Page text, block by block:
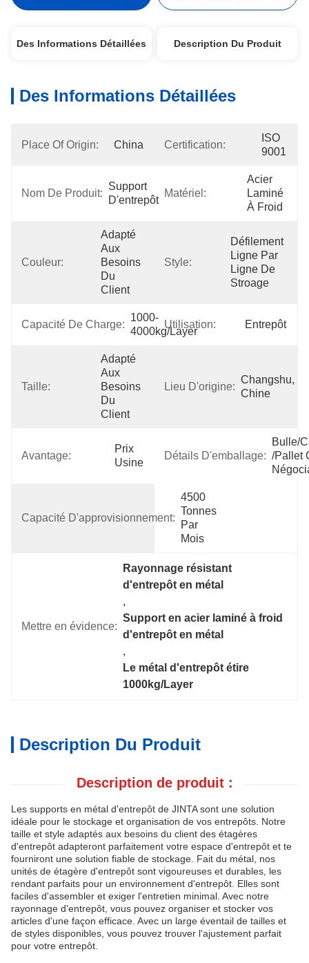
Des Informations Détaillées Description Du Produit
Des Informations Détaillées
Place Of Origin: China Certification:
ISO
9001
Nom De Produit:
Support
D'entrepôt
Matériel:
Acier
Laminé
À Froid
Couleur:
Adapté
Aux
Besoins
Du
Client
Style:
Défilement
Ligne Par
Ligne De
Stroage
Capacité De Charge:
1000-
4000kg/layer
Utilisation: Entrepôt
Taille:
Adapté
Aux
Besoins
Du
Client
Lieu D'origine:
Changshu,
Chine
Avantage:
Prix
Usine
Détails D'emballage:
Bulle/
/pallet
Capacité D'approvisionnement:
4500
Tonnes
Par
Mois
Mettre en évidence:
Rayonnage résistant
d'entrepôt en métal
,
Support en acier laminé à froid
d'entrepôt en métal
,
Le métal d'entrepôt étire
1000kg/Layer
Description Du Produit
Description de produit :
Les supports en métal d'entrepôt de JINTA sont une solution
idéale pour le stockage et organisation de vos entrepôts. Notre
taille et style adaptés aux besoins du client des étagères
d'entrepôt adapteront parfaitement votre espace d'entrepôt et te
fourniront une solution fiable de stockage. Fait du métal, nos
unités de étagère d'entrepôt sont vigoureuses et durables, les
rendant parfaits pour un environnement d'entrepôt. Elles sont
faciles d'assembler et exiger l'entretien minimal. Avec notre
rayonnage d'entrepôt, vous pouvez organiser et stocker vos
articles d'une façon efficace. Avec un large éventail de tailles et
de styles disponibles, vous pouvez trouver l'ajustement parfait
pour votre entrepôt.